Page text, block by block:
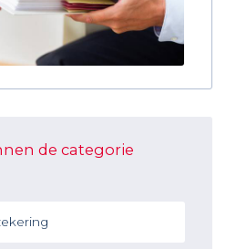
de categorie